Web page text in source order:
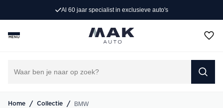
Al 60 jaar specialist in exclusieve auto's
MENU
Home / Collectie / BMW
Rijd weg in jouw droom-BMW. Bij MAK Auto vind je een
exclusief aanbod BMW occasions, van de sportieve BMW
3 Serie tot de ruime BMW X5. Bekijk ons aanbod online of